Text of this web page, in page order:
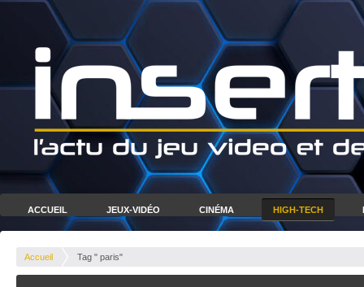
ACCUEIL JEUX-VIDÉO CINÉMA HIGH-TECH
Accueil Tag " paris"